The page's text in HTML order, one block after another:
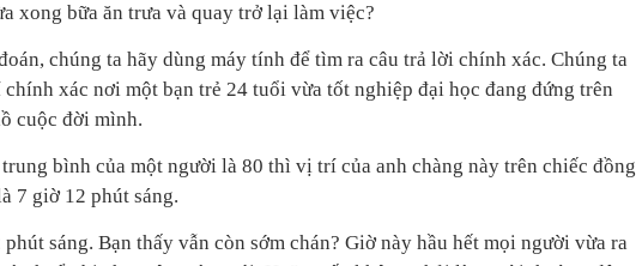
xong bữa ăn trưa và quay trở lại làm việc?
chúng ta hãy dùng máy tính để tìm ra câu trả lời chính xác. Chúng ta
xác nơi một bạn trẻ 24 tuổi vừa tốt nghiệp đại học đang đứng trên
cuộc đời mình.
bình của một người là 80 thì vị trí của anh chàng này trên chiếc đồng
7 giờ 12 phút sáng.
sáng. Bạn thấy vẫn còn sớm chán? Giờ này hầu hết mọi người vừa ra